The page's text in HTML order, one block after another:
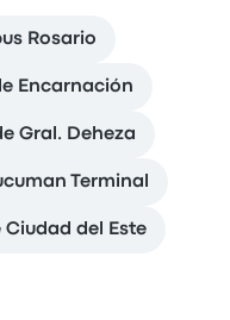
Rosario
Encarnación
Gral. Deheza
Terminal
Ciudad del Este